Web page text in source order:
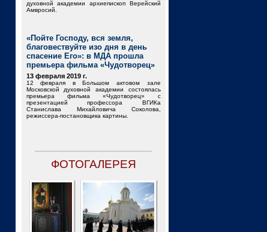
духовной академии архиепископ Верейский
Амвросий.
«Пойте Господу, вся земля,
благовествуйте изо дня в день
спасение Его»: в МДА прошла
премьера фильма «Чудотворец»
13 февраля 2019 г.
12 февраля в Большом актовом зале
Московской духовной академии состоялась
премьера фильма «Чудотворец» с
презентацией профессора ВГИКа
Станислава Михайловича Соколова,
режиссера-постановщика картины.
ФОТОГАЛЕРЕЯ